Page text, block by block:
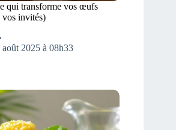
qui transforme vos œufs
invités)
2025 à 08h33